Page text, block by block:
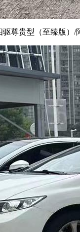
驱尊贵型（至臻版）/